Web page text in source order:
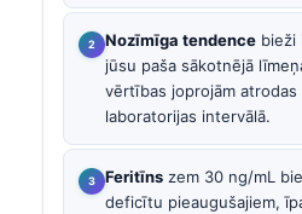
Nozīmīga tendence bieži
jūsu paša sākotnējā
vērtības joprojām atrodas
laboratorijas intervālā.
Feritīns zem 30 ng/mL
deficītu pieaugušajiem,